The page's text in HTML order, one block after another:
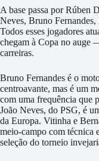
A base passa por Rúben
Neves, Bruno
Todos esses jogadores
chegam à Copa no auge
carreiras.
Bruno Fernandes é o
centroavante, mas é um
com uma frequência que
João Neves, do PSG, é
da Europa. Vitinha e
meio-campo com técnica
seleção do torneio